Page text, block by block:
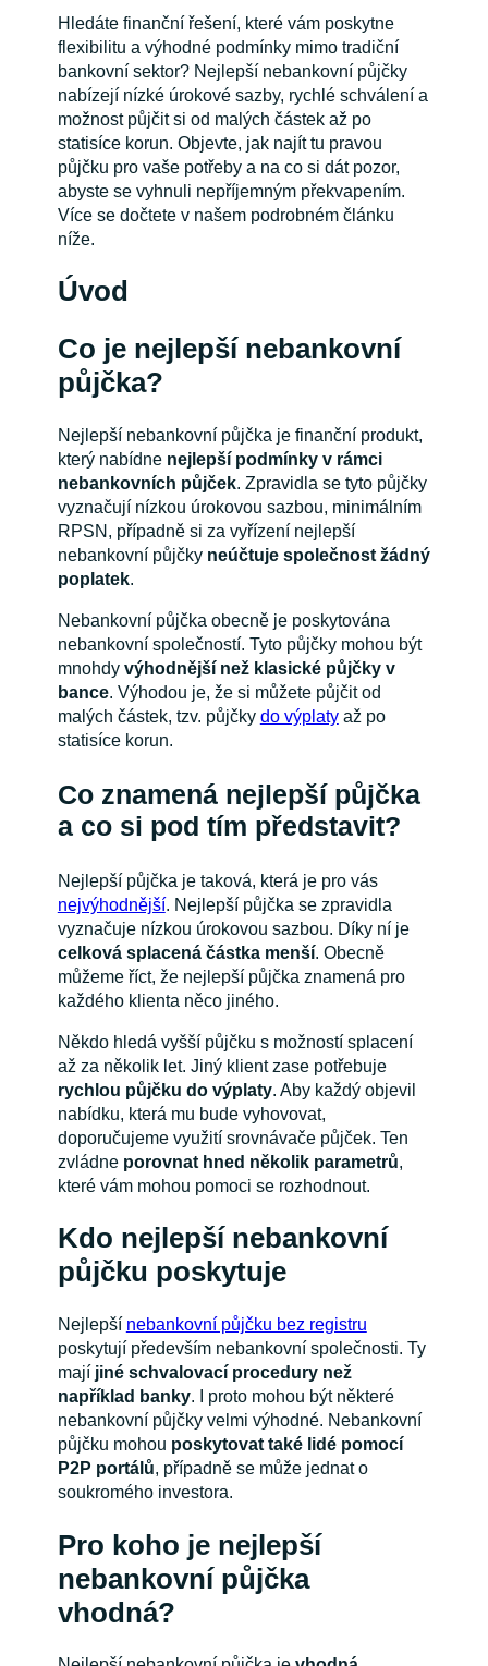
Hledáte finanční řešení, které vám poskytne
flexibilitu a výhodné podmínky mimo tradiční
bankovní sektor? Nejlepší nebankovní půjčky
nabízejí nízké úrokové sazby, rychlé schválení a
možnost půjčit si od malých částek až po
statisíce korun. Objevte, jak najít tu pravou
půjčku pro vaše potřeby a na co si dát pozor,
abyste se vyhnuli nepříjemným překvapením.
Více se dočtete v našem podrobném článku
níže.
Úvod
Co je nejlepší nebankovní
půjčka?
Nejlepší nebankovní půjčka je finanční produkt,
který nabídne nejlepší podmínky v rámci
nebankovních půjček. Zpravidla se tyto půjčky
vyznačují nízkou úrokovou sazbou, minimálním
RPSN, případně si za vyřízení nejlepší
nebankovní půjčky neúčtuje společnost žádný
poplatek.
Nebankovní půjčka obecně je poskytována
nebankovní společností. Tyto půjčky mohou být
mnohdy výhodnější než klasické půjčky v
bance. Výhodou je, že si můžete půjčit od
malých částek, tzv. půjčky do výplatyaž po
statisíce korun.
Co znamená nejlepší půjčka
a co si pod tím představit?
Nejlepší půjčka je taková, která je pro vás
nejvýhodnější. Nejlepší půjčka se zpravidla
vyznačuje nízkou úrokovou sazbou. Díky ní je
celková splacená částka menší. Obecně
můžeme říct, že nejlepší půjčka znamená pro
každého klienta něco jiného.
Někdo hledá vyšší půjčku s možností splacení
až za několik let. Jiný klient zase potřebuje
rychlou půjčku do výplaty. Aby každý objevil
nabídku, která mu bude vyhovovat,
doporučujeme využití srovnávače půjček. Ten
zvládne porovnat hned několik parametrů,
které vám mohou pomoci se rozhodnout.
Kdo nejlepší nebankovní
půjčku poskytuje
Nejlepší nebankovní půjčku bez registru
poskytují především nebankovní společnosti. Ty
mají jiné schvalovací procedury než
například banky. I proto mohou být některé
nebankovní půjčky velmi výhodné. Nebankovní
půjčku mohou poskytovat také lidé pomocí
P2P portálů, případně se může jednat o
soukromého investora.
Pro koho je nejlepší
nebankovní půjčka
vhodná?